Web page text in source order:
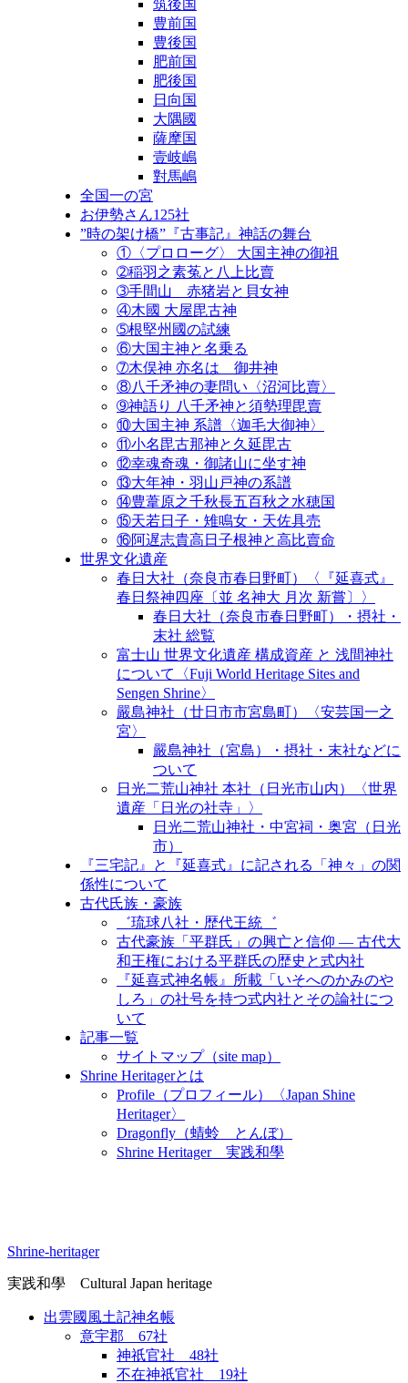
筑後国
豊前国
豊後国
肥前国
肥後国
日向国
大隅國
薩摩国
壹岐嶋
對馬嶋
全国一の宮
お伊勢さん125社
”時の架け橋”『古事記』神話の舞台
①〈プロローグ〉 大国主神の御祖
➁稲羽之素菟と八上比賣
➂手間山 赤猪岩と貝女神
④木國 大屋毘古神
➄根堅州國の試練
⑥大国主神と名乗る
➆木俣神 亦名は 御井神
⑧八千矛神の妻問い〈沼河比賣〉
➈神語り 八千矛神と須勢理毘賣
⑩大国主神 系譜〈迦毛大御神〉
⑪小名毘古那神と久延毘古
⑫幸魂奇魂・御諸山に坐す神
⑬大年神・羽山戸神の系譜
⑭豊葦原之千秋長五百秋之水穂国
⑮天若日子・雉鳴女・天佐具売
⑯阿遅志貴高日子根神と高比賣命
世界文化遺産
春日大社（奈良市春日野町）〈『延喜式』
春日祭神四座〔並 名神大 月次 新嘗〕〉
春日大社（奈良市春日野町）・摂社・
末社 総覧
富士山 世界文化遺産 構成資産 と 浅間神社
について〈Fuji World Heritage Sites and
Sengen Shrine〉
嚴島神社（廿日市市宮島町）〈安芸国一之
宮〉
嚴島神社（宮島）・摂社・末社などに
ついて
日光二荒山神社 本社（日光市山内）〈世界
遺産「日光の社寺」〉
日光二荒山神社・中宮祠・奥宮（日光
市）
『三宅記』と『延喜式』に記される「神々」の関
係性について
古代氏族・豪族
゛琉球八社・歴代王統゛
古代豪族「平群氏」の興亡と信仰 ― 古代大
和王権における平群氏の歴史と式内社
『延喜式神名帳』所載「いそへのかみのや
しろ」の社号を持つ式内社とその論社につ
いて
記事一覧
サイトマップ（site map）
Shrine Heritagerとは
Profile（プロフィール）〈Japan Shine
Heritager​〉
Dragonfly（蜻蛉 とんぼ）
Shrine Heritager 実践和學
Shrine-heritager
実践和學 Cultural Japan heritage
出雲國風土記神名帳
意宇郡 67社
神祇官社 48社
不在神祇官社 19社